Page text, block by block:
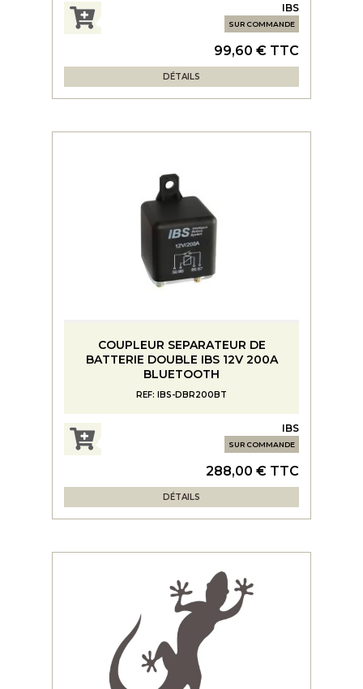
IBS
SUR COMMANDE
99,60 € TTC
DÉTAILS
COUPLEUR SEPARATEUR DE
BATTERIE DOUBLE IBS 12V 200A
BLUETOOTH
REF: IBS-DBR200BT
IBS
SUR COMMANDE
288,00 € TTC
DÉTAILS